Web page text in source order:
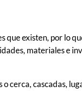
que existen, por lo
materiales e
cerca, cascadas,